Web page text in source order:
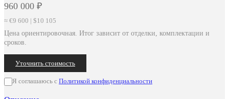
960 000 ₽
≈ €9 600 | $10 105
Цена ориентировочная. Итог зависит от отделки, комплектации и
сроков.
Уточнить стоимость
Я соглашаюсь с Политикой конфиденциальности